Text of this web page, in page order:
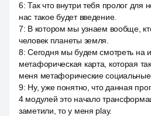
6:Так что внутри тебя пролог для
нас такое будет введение.
7: В котором мы узнаем вообще,
человек планеты земля.
8:Сегодня мы будем смотреть на
метафорическая карта, которая
меня метафорические социальные
9: Ну, уже понятно, что данная
4 модулей это начало
заметили, то у меня play.